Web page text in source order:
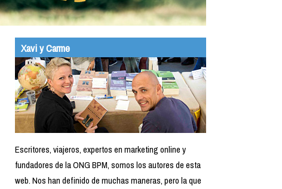
Xavi y Carme
Escritores, viajeros, expertos en marketing online y
fundadores de la ONG BPM, somos los autores de esta
web. Nos han definido de muchas maneras, pero la que